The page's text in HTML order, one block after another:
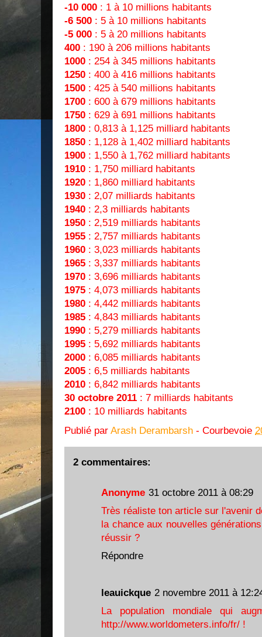
-10 000 : 1 à 10 millions habitants
-6 500 : 5 à 10 millions habitants
-5 000 : 5 à 20 millions habitants
400 : 190 à 206 millions habitants
1000 : 254 à 345 millions habitants
1250 : 400 à 416 millions habitants
1500 : 425 à 540 millions habitants
1700 : 600 à 679 millions habitants
1750 : 629 à 691 millions habitants
1800 : 0,813 à 1,125 milliard habitants
1850 : 1,128 à 1,402 milliard habitants
1900 : 1,550 à 1,762 milliard habitants
1910 : 1,750 milliard habitants
1920 : 1,860 milliard habitants
1930 : 2,07 milliards habitants
1940 : 2,3 milliards habitants
1950 : 2,519 milliards habitants
1955 : 2,757 milliards habitants
1960 : 3,023 milliards habitants
1965 : 3,337 milliards habitants
1970 : 3,696 milliards habitants
1975 : 4,073 milliards habitants
1980 : 4,442 milliards habitants
1985 : 4,843 milliards habitants
1990 : 5,279 milliards habitants
1995 : 5,692 milliards habitants
2000 : 6,085 milliards habitants
2005 : 6,5 milliards habitants
2010 : 6,842 milliards habitants
30 octobre 2011 : 7 milliards habitants
2100 : 10 milliards habitants
Publié par Arash Derambarsh - Courbevoie
2 commentaires:
Anonyme 31 octobre 2011 à 08:29
Très réaliste ton article sur l'avenir
la chance aux nouvelles
réussir ?
Répondre
leauickque 2 novembre 2011 à
La population mondiale qui
http://www.worldometers.info/fr/ !